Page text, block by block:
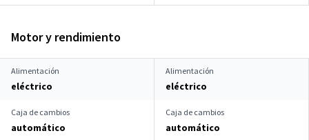
Motor y rendimiento
Alimentación
eléctrico
Alimentación
eléctrico
Caja de cambios
automático
Caja de cambios
automático